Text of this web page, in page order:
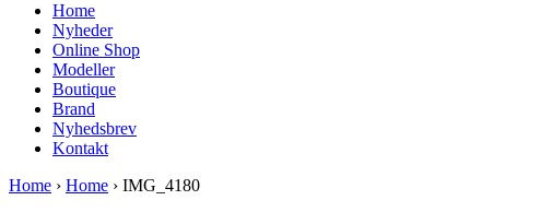
Home
Nyheder
Online Shop
Modeller
Boutique
Brand
Nyhedsbrev
Kontakt
Home › Home › IMG_4180